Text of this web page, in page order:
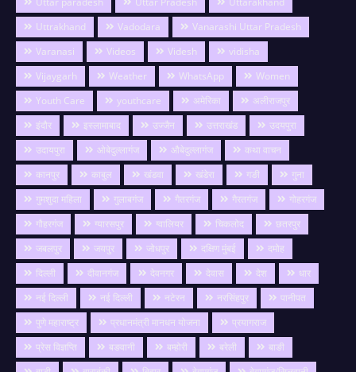
Uttrakhand
Vadodara
Vanarashi Uttar Pradesh
Varanasi
Videos Videsh
vidisha
Vijaygarh
Weather WhatsApp
Women
Youth Care
youthcare अमेरिका
अलीराजपुर
इंदौर
इस्लामाबाद उज्जैन उत्तराखंड
उदयपुरा
उदायपुरा
ओबेदुल्लागंज औबेदुल्लागंज
कथा वाचन
कानपुर
काबुल खंडवा खंडेरा गङी
गुना
गुमशुदा महिला
गुलाबगंज गैतरगंज गैरतगंज
गोहरगंज
गौहरगंज
ग्यारसपुर ग्वालियर चिकलोद
छतरपुर
जबलपुर
जयपुर जोधपुर दक्षिण मुंबई
दमोह
दिल्ली
दीवानगंज देवनगर देवास देश
धार
नई दिल्ली
नई दिल्ली नटेरन नरसिंहपुर
पानीपत
पुणे महाराष्ट्र
प्रधानमंत्री मानधन योजना
प्रयागराज
प्रेस विज्ञप्ति
बङवानी बम्होरी बरेली
बाङी